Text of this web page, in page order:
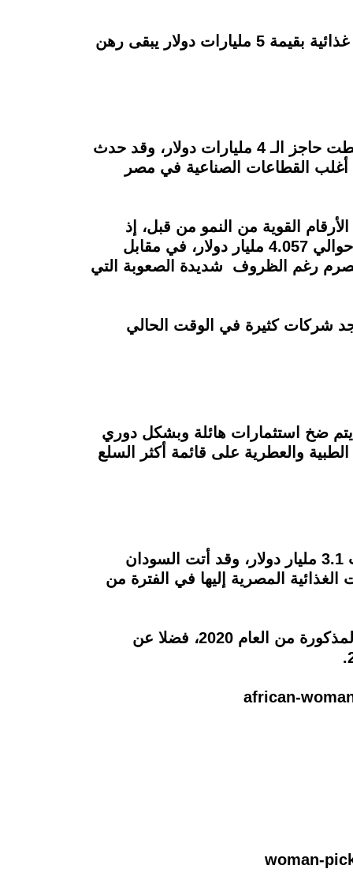
وعلى الرغم من تزايد معدلات تصدير الصناعات الغذائية منذ بداية 2022 إلا أن الوصول لصادرات غذائية بقيمة 5 مليارات دولار يبقى رهن
يُذكر أن صادرات الصناعات الغذائية المصرية حققت رقمًا قياسيًا في العام المنصرم 2021، إذ تخطت حاجز الـ 4 مليارات دولار، وقد حدث
أغلب القطاعات الصناعية في مصر
القوية من النمو من قبل، إذ
بلغت زيادة صادرات قطاع الصناعات الغذائية في 2021 نحو 20%، لتصعد إجمالي التعاقدات إلى حوالي 4.057 مليار دولار، في مقابل
العام المنصرم رغم الظروف شديدة الصعوبة التي
تقريبًا، وتوجد شركات كثيرة في الوقت الحالي
إلى ما يقرب من 3000 شركة، وباستمرار يتم ضخ استثمارات هائلة وبشكل دوري
والعطرية على قائمة أكثر السلع
يُذكر أن إجمالي صادرات مصر للصناعات الغذائية خلال الـ 9 أشهر الأولى من العام الماضي بلغت 3.1 مليار دولار، وقد أتت السودان
المصرية إليها في الفترة من
وزادت نسبة واردات السودان لتصل إلى حوالي 137 مليون دولار بنسبة زيادة 142% عن الفترة المذكورة من العام 2020، فضلا عن